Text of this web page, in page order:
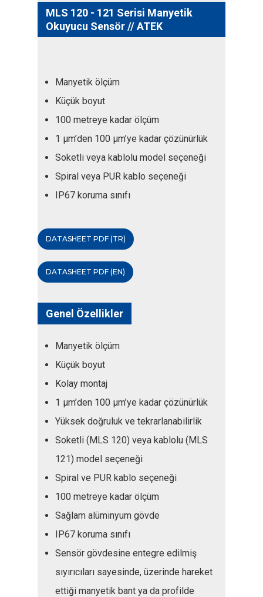
MLS 120 - 121 Serisi Manyetik
Okuyucu Sensör // ATEK
Manyetik ölçüm
Küçük boyut
100 metreye kadar ölçüm
1 μm’den 100 μm’ye kadar çözünürlük
Soketli veya kablolu model seçeneği
Spiral veya PUR kablo seçeneği
IP67 koruma sınıfı
DATASHEET PDF (TR)
DATASHEET PDF (EN)
Genel Özellikler
Manyetik ölçüm
Küçük boyut
Kolay montaj
1 μm’den 100 μm’ye kadar çözünürlük
Yüksek doğruluk ve tekrarlanabilirlik
Soketli (MLS 120) veya kablolu (MLS
121) model seçeneği
Spiral ve PUR kablo seçeneği
100 metreye kadar ölçüm
Sağlam alüminyum gövde
IP67 koruma sınıfı
Sensör gövdesine entegre edilmiş
sıyırıcıları sayesinde, üzerinde hareket
ettiği manyetik bant ya da profilde